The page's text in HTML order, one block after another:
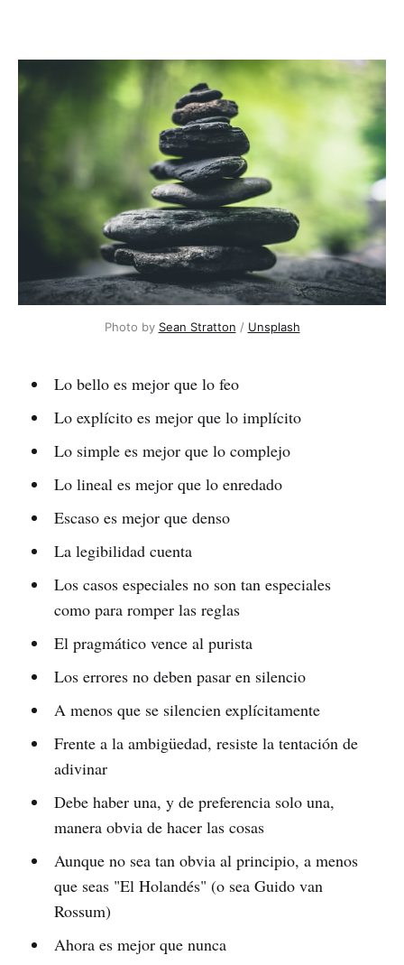
Photo by Sean Stratton / Unsplash
Lo bello es mejor que lo feo
Lo explícito es mejor que lo implícito
Lo simple es mejor que lo complejo
Lo lineal es mejor que lo enredado
Escaso es mejor que denso
La legibilidad cuenta
Los casos especiales no son tan especiales
como para romper las reglas
El pragmático vence al purista
Los errores no deben pasar en silencio
A menos que se silencien explícitamente
Frente a la ambigüedad, resiste la tentación de
adivinar
Debe haber una, y de preferencia solo una,
manera obvia de hacer las cosas
Aunque no sea tan obvia al principio, a menos
que seas "El Holandés" (o sea Guido van
Rossum)
Ahora es mejor que nunca